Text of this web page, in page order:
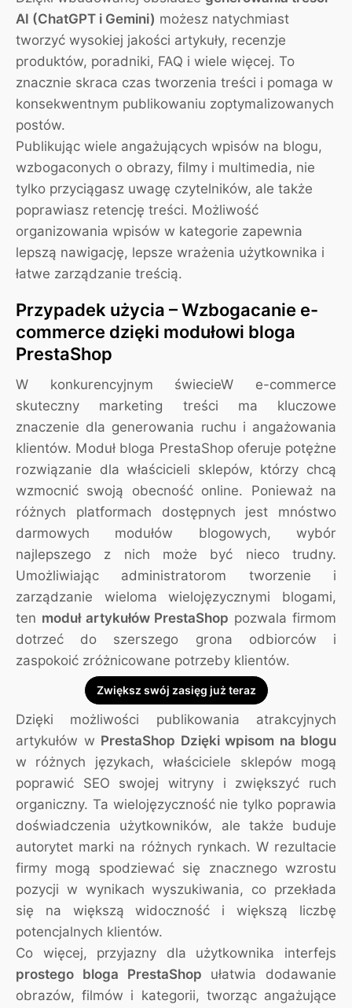
AI (ChatGPT i Gemini) możesz natychmiast
tworzyć wysokiej jakości artykuły, recenzje
produktów, poradniki, FAQ i wiele więcej. To
znacznie skraca czas tworzenia treści i pomaga w
konsekwentnym publikowaniu zoptymalizowanych
postów.
Publikując wiele angażujących wpisów na blogu,
wzbogaconych o obrazy, filmy i multimedia, nie
tylko przyciągasz uwagę czytelników, ale także
poprawiasz retencję treści. Możliwość
organizowania wpisów w kategorie zapewnia
lepszą nawigację, lepsze wrażenia użytkownika i
łatwe zarządzanie treścią.
Przypadek użycia – Wzbogacanie e-
commerce dzięki modułowi bloga
PrestaShop
W konkurencyjnym świecieW e-commerce
skuteczny marketing treści ma kluczowe
znaczenie dla generowania ruchu i angażowania
klientów. Moduł bloga PrestaShop oferuje potężne
rozwiązanie dla właścicieli sklepów, którzy chcą
wzmocnić swoją obecność online. Ponieważ na
różnych platformach dostępnych jest mnóstwo
darmowych modułów blogowych, wybór
najlepszego z nich może być nieco trudny.
Umożliwiając administratorom tworzenie i
zarządzanie wieloma wielojęzycznymi blogami,
ten moduł artykułów PrestaShop pozwala firmom
dotrzeć do szerszego grona odbiorców i
zaspokoić zróżnicowane potrzeby klientów.
Zwiększ swój zasięg już teraz
Dzięki możliwości publikowania atrakcyjnych
artykułów w PrestaShop Dzięki wpisom na blogu
w różnych językach, właściciele sklepów mogą
poprawić SEO swojej witryny i zwiększyć ruch
organiczny. Ta wielojęzyczność nie tylko poprawia
doświadczenia użytkowników, ale także buduje
autorytet marki na różnych rynkach. W rezultacie
firmy mogą spodziewać się znacznego wzrostu
pozycji w wynikach wyszukiwania, co przekłada
się na większą widoczność i większą liczbę
potencjalnych klientów.
Co więcej, przyjazny dla użytkownika interfejs
prostego bloga PrestaShop ułatwia dodawanie
obrazów, filmów i kategorii, tworząc angażujące